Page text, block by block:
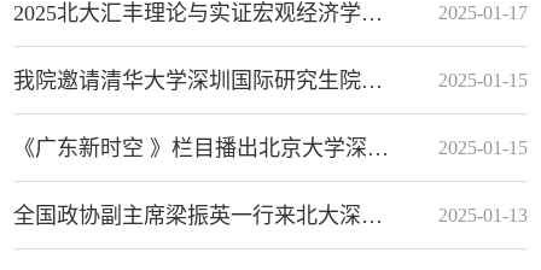
2025北大汇丰理论与实证宏观经济学研讨会举行 2025-01-17
我院邀请清华大学深圳国际研究生院分享赛艇联赛工作经验 2025-01-15
《广东新时空 》栏目播出北京大学深圳研究生院专题报道 2025-01-15
全国政协副主席梁振英一行来北大深研院调研 2025-01-13